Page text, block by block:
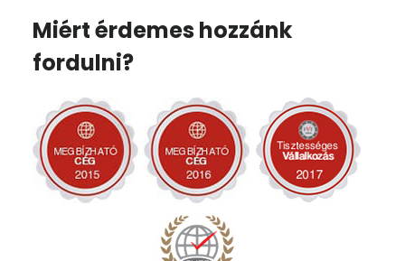
Miért érdemes hozzánk
fordulni?